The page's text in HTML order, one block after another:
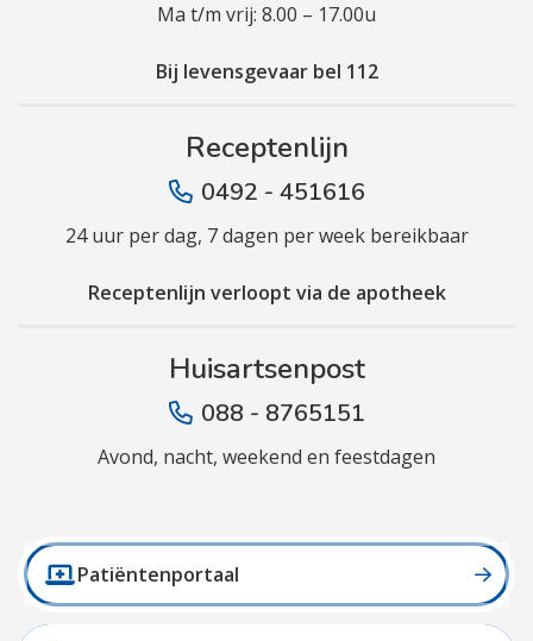
Ma t/m vrij: 8.00 – 17.00u
Bij levensgevaar bel 112
Receptenlijn
0492 - 451616
24 uur per dag, 7 dagen per week bereikbaar
Receptenlijn verloopt via de apotheek
Huisartsenpost
088 - 8765151
Avond, nacht, weekend en feestdagen
Patiëntenportaal